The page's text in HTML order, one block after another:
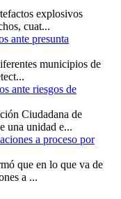
explosivos
cuat...
ante presunta
municipios de
ante riesgos de
Ciudadana de
una unidad e...
a proceso por
que en lo que va de
a ...